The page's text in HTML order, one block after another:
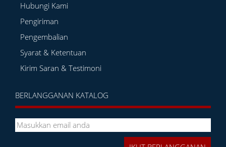
Hubungi Kami
Pengiriman
Pengembalian
Syarat & Ketentuan
Kirim Saran & Testimoni
BERLANGGANAN KATALOG